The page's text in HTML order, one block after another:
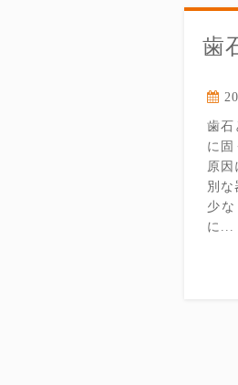
歯
歯石
に
原
別な
少
に...